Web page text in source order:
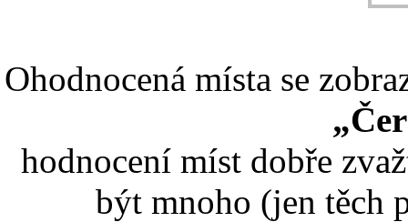
Ohodnocená místa se
hodnocení míst dobře
být mnoho (jen těch